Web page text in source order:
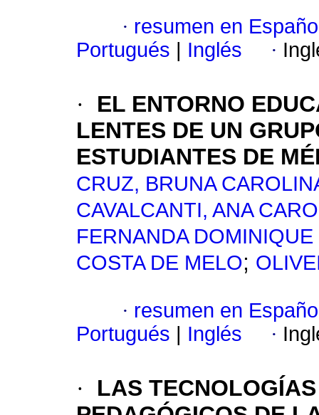
· resumen en
Portugués
Inglés ·
·
EL ENTORNO
LENTES DE UN
ESTUDIANTES DE
CRUZ, BRUNA
CAVALCANTI, ANA
FERNANDA
COSTA DE MELO;
· resumen en
Portugués
Inglés ·
·
LAS